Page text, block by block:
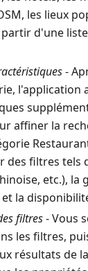
les lieux
d'une
-
l'application
affiner la
des filtres tels
etc.), la
la
filtres- Vous
les filtres,
résultats de